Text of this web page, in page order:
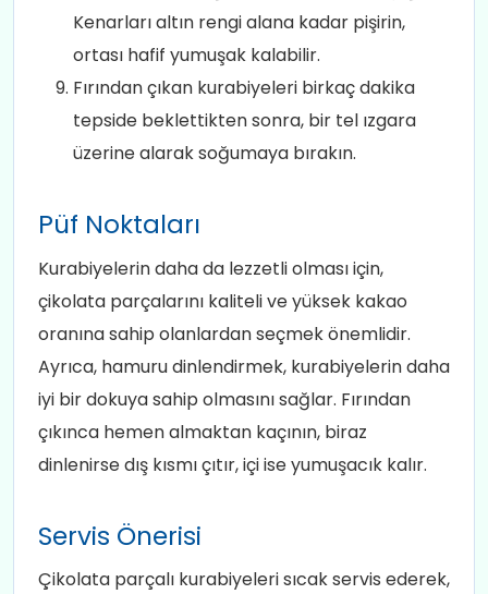
Kenarları altın rengi alana kadar pişirin,
ortası hafif yumuşak kalabilir.
Fırından çıkan kurabiyeleri birkaç dakika
tepside beklettikten sonra, bir tel ızgara
üzerine alarak soğumaya bırakın.
Püf Noktaları
Kurabiyelerin daha da lezzetli olması için,
çikolata parçalarını kaliteli ve yüksek kakao
oranına sahip olanlardan seçmek önemlidir.
Ayrıca, hamuru dinlendirmek, kurabiyelerin daha
iyi bir dokuya sahip olmasını sağlar. Fırından
çıkınca hemen almaktan kaçının, biraz
dinlenirse dış kısmı çıtır, içi ise yumuşacık kalır.
Servis Önerisi
Çikolata parçalı kurabiyeleri sıcak servis ederek,